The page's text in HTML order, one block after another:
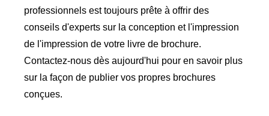
professionnels est toujours prête à offrir des
conseils d'experts sur la conception et l'impression
de l'impression de votre livre de brochure.
Contactez-nous dès aujourd'hui pour en savoir plus
sur la façon de publier vos propres brochures
conçues.